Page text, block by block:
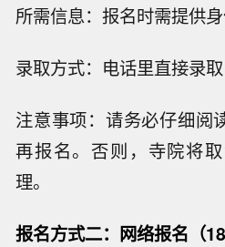
所需信息：报名时需提供
录取方式：电话里直接录取
注意事项：请务必仔细阅
再报名。否则，寺院将
理。
报名方式二：网络报名（